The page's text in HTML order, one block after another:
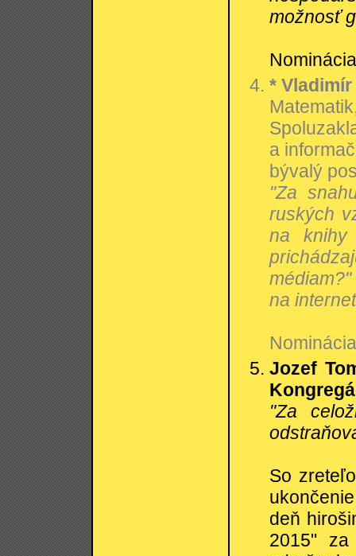
možnosť
* Vladimír
a
bývalý
"Za
ruských
na
médiam?"
na
Jozef
"Za
So
deň
2015"